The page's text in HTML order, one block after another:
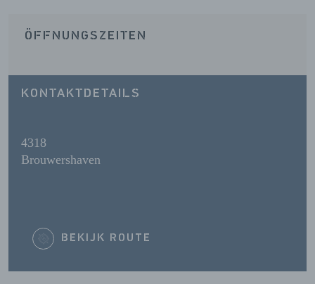
ÖFFNUNGSZEITEN
KONTAKTDETAILS
4318
Brouwershaven
BEKIJK ROUTE